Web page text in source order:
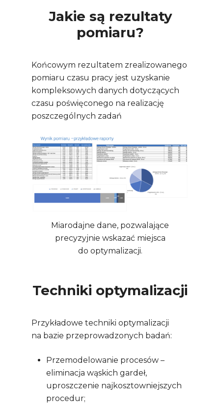
Jakie są rezultaty
pomiaru?
Końcowym rezultatem zrealizowanego
pomiaru czasu pracy jest uzyskanie
kompleksowych danych dotyczących
czasu poświęconego na realizację
poszczególnych zadań
Miarodajne dane, pozwalające
precyzyjnie wskazać miejsca
do optymalizacji.
Techniki optymalizacji
Przykładowe techniki optymalizacji
na bazie przeprowadzonych badań:
Przemodelowanie procesów –
eliminacja wąskich gardeł,
uproszczenie najkosztowniejszych
procedur;